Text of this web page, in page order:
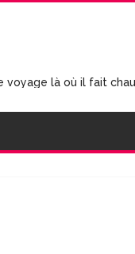
voyage là où il fait